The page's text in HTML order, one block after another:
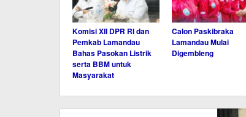
Komisi XII DPR RI dan
Pemkab Lamandau
Bahas Pasokan Listrik
serta BBM untuk
Masyarakat
Calon Paskibraka
Lamandau Mulai
Digembleng